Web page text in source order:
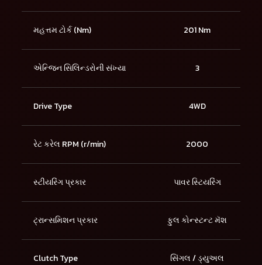
મહત્તમ ટોર્ક (Nm) 201 Nm
એન્જિન સિલિન્ડરોની સંખ્યા 3
Drive Type 4WD
રેટ કરેલ RPM (r/min) 2000
સ્ટીયરિંગ પ્રકાર પાવર સ્ટિયરિંગ
ટ્રાન્સમિશન પ્રકાર ફુલ કોન્સ્ટન્ટ મૅશ
Clutch Type સિંગલ / ડ્યુઅલ